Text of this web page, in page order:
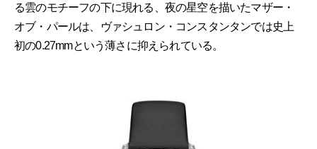
る雲のモチーフの下に現れる、夜の星空を描いたマザー・
オブ・パールは、ヴァシュロン・コンスタンタンでは史上
初の0.27mmという薄さに抑えられている。